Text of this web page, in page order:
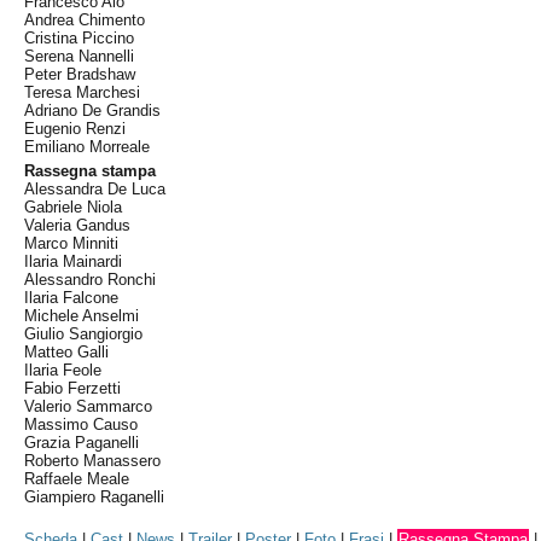
Andrea Chimento
Cristina Piccino
Serena Nannelli
Peter Bradshaw
Teresa Marchesi
Adriano De Grandis
Eugenio Renzi
Emiliano Morreale
Rassegna stampa
Alessandra De Luca
Gabriele Niola
Valeria Gandus
Marco Minniti
Ilaria Mainardi
Alessandro Ronchi
Ilaria Falcone
Michele Anselmi
Giulio Sangiorgio
Matteo Galli
Ilaria Feole
Fabio Ferzetti
Valerio Sammarco
Massimo Causo
Grazia Paganelli
Roberto Manassero
Raffaele Meale
Giampiero Raganelli